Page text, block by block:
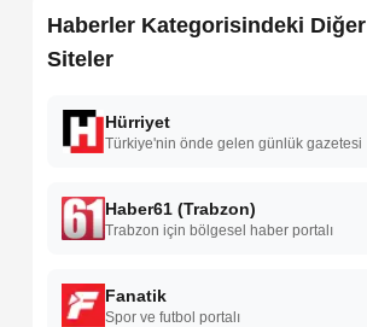
Haberler Kategorisindeki Diğer
Siteler
Hürriyet
Türkiye'nin önde gelen günlük gazetesi
Haber61 (Trabzon)
Trabzon için bölgesel haber portalı
Fanatik
Spor ve futbol portalı